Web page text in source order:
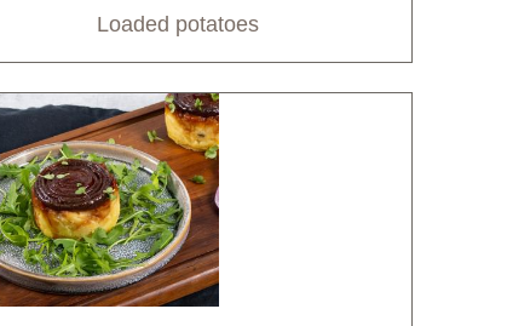
Loaded potatoes